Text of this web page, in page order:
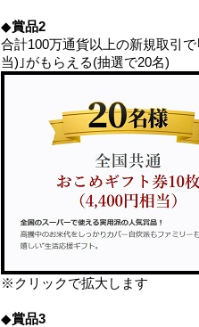
◆賞品2
合計100万通貨以上の新規取引
当)｣がもらえる(抽選で20名)
※クリックで拡大します
◆賞品3